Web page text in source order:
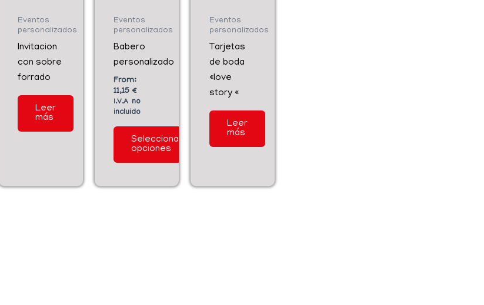
Eventos
personalizados
Invitacion
con sobre
forrado
Leer
más
Eventos
personalizados
Babero
personalizado
From:
11,15 €
I.V.A
Seleccionar
opciones
variantes.
Las
opciones
pueden
elegir
página
de
Eventos
personalizados
Tarjetas
de boda
«love
story «
Leer
más